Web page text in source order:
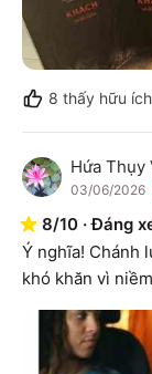
8 thấy hữu ích
H Hứa Thụy
03/06/2026
8/10 ·Đáng
Ý nghĩa! Chánh
khó khăn vì